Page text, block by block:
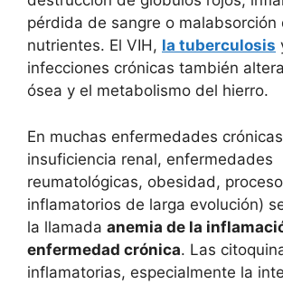
pérdida de sangre o malabsorción
nutrientes. El VIH, la tuberculosis
infecciones crónicas también
ósea y el metabolismo del hierro.
En muchas enfermedades
insuficiencia renal, enfermedades
reumatológicas, obesidad,
inflamatorios de larga evolución)
la llamada anemia de la
enfermedad crónica. Las
inflamatorias, especialmente la